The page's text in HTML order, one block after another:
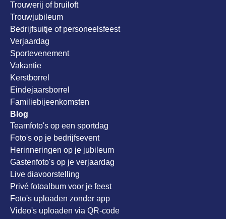
Trouwerij of bruiloft
Trouwjubileum
Bedrijfsuitje of personeelsfeest
Verjaardag
Sportevenement
Vakantie
Kerstborrel
Eindejaarsborrel
Familiebijeenkomsten
Blog
Teamfoto's op een sportdag
Foto's op je bedrijfsevent
Herinneringen op je jubileum
Gastenfoto's op je verjaardag
Live diavoorstelling
Privé fotoalbum voor je feest
Foto's uploaden zonder app
Video's uploaden via QR-code